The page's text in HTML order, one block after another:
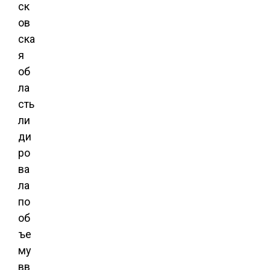
ск
ов
ска
я
об
ла
сть
ли
ди
ро
ва
ла
по
об
ъе
му
вв